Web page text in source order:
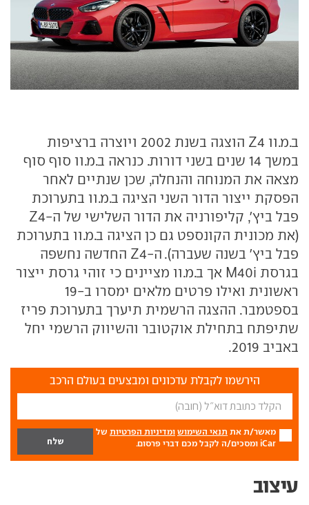
ב.מ.וו Z4 הוצגה בשנת 2002 ויוצרה ברציפות
במשך 14 שנים בשני דורות. כנראה ב.מ.וו סוף סוף
מצאה את המנוחה והנחלה, שכן שנתיים לאחר
הפסקת ייצור הדור השני הציגה ב.מ.וו בתערוכת
פבל ביץ', קליפורניה את הדור השלישי של ה-Z4
(את מכונית הקונספט גם כן הציגה ב.מ.וו בתערוכת
פבל ביץ' בשנה שעברה). ה-Z4 החדשה נחשפה
בגרסת M40i אך ב.מ.וו מציינים כי זוהי גרסת ייצור
ראשונית ואילו פרטים מלאים ימסרו ב-19
בספטמבר. ההצגה הרשמית תיערך בתערוכת פריז
שתיפתח בתחילת אוקטובר והשיווק הרשמי יחל
באביב 2019.
הירשמו לקבלת עדכונים ומבצעים בעולם הרכב
מאשר/ת את תנאי השימוש ומדיניות הפרטיות של
iCar ומסכים/ה לקבל מכם דברי פרסום.
עיצוב